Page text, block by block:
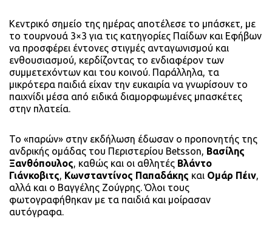
Κεντρικό σημείο της ημέρας αποτέλεσε το μπάσκετ, με
το τουρνουά 3×3 για τις κατηγορίες Παίδων και Εφήβων
να προσφέρει έντονες στιγμές ανταγωνισμού και
ενθουσιασμού, κερδίζοντας το ενδιαφέρον των
συμμετεχόντων και του κοινού. Παράλληλα, τα
μικρότερα παιδιά είχαν την ευκαιρία να γνωρίσουν το
παιχνίδι μέσα από ειδικά διαμορφωμένες μπασκέτες
στην πλατεία.
Το «παρών» στην εκδήλωση έδωσαν ο προπονητής της
ανδρικής ομάδας του Περιστερίου Betsson, Βασίλης
Ξανθόπουλος, καθώς και οι αθλητές Βλάντο
Γιάνκοβιτς, Κωνσταντίνος Παπαδάκης και Ομάρ Πέιν,
αλλά και ο Βαγγέλης Ζούγρης. Όλοι τους
φωτογραφήθηκαν με τα παιδιά και μοίρασαν
αυτόγραφα.